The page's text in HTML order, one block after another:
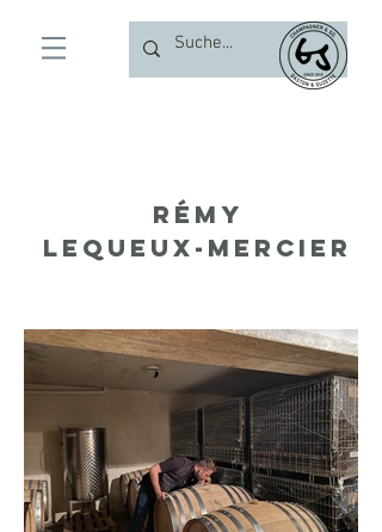
Rémy
Lequeux-Mercier